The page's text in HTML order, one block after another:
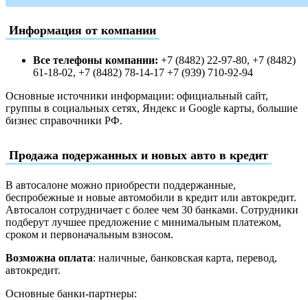
Информация от компании
Все телефоны компании: +7 (8482) 22-97-80, +7 (8482)
61-18-02, +7 (8482) 78-14-17 +7 (939) 710-92-94
Основные источники информации: официальный сайт,
группы в социальных сетях, Яндекс и Google карты, большие
бизнес справочники РФ.
Продажа подержанных и новых авто в кредит
В автосалоне можно приобрести поддержанные,
беспробежные и новые автомобили в кредит или автокредит.
Автосалон сотрудничает с более чем 30 банками. Сотрудники
подберут лучшее предложение с минимальным платежом,
сроком и первоначальным взносом.
Возможна оплата: наличные, банковская карта, перевод,
автокредит.
Основные банки-партнеры: